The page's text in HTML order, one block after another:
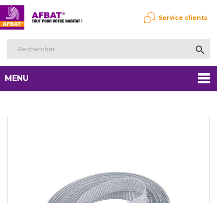

Service clients
MENU